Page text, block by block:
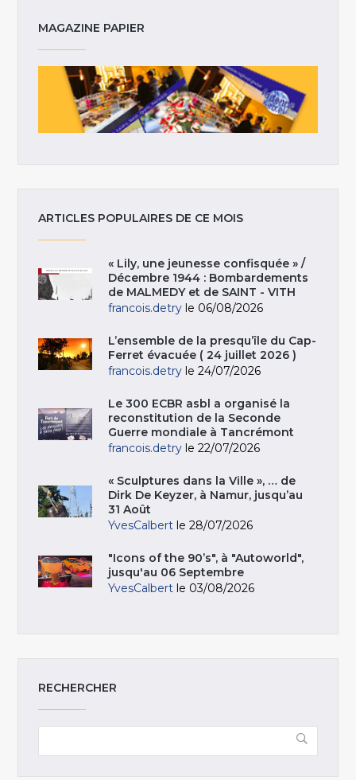
MAGAZINE PAPIER
ARTICLES POPULAIRES DE CE MOIS
« Lily, une jeunesse confisquée » /
Décembre 1944 : Bombardements
de MALMEDY et de SAINT - VITH
francois.detry le 06/08/2026
L’ensemble de la presqu’île du Cap-
Ferret évacuée ( 24 juillet 2026 )
francois.detry le 24/07/2026
Le 300 ECBR asbl a organisé la
reconstitution de la Seconde
Guerre mondiale à Tancrémont
francois.detry le 22/07/2026
« Sculptures dans la Ville », … de
Dirk De Keyzer, à Namur, jusqu’au
31 Août
YvesCalbert le 28/07/2026
"Icons of the 90’s", à "Autoworld",
jusqu'au 06 Septembre
YvesCalbert le 03/08/2026
RECHERCHER